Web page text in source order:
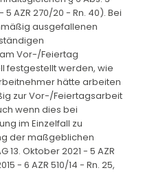
5 AZR 270/20 - Rn. 40). Bei
ausgefallenen
Vor-/Feiertag
festgestellt werden, wie
hätte arbeiten
zur Vor-/Feiertagsarbeit
wenn dies bei
im Einzelfall zu
der maßgeblichen
13. Oktober 2021 - 5 AZR
- 6 AZR 510/14 - Rn. 25,